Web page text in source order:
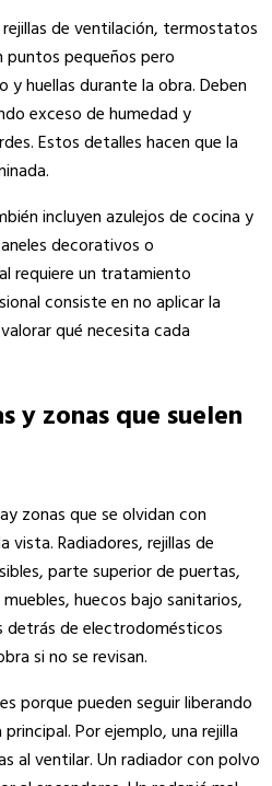
de ventilación, termostatos
pequeños pero
huellas durante la obra. Deben
exceso de humedad y
Estos detalles hacen que la
incluyen azulejos de cocina y
decorativos o
requiere un tratamiento
consiste en no aplicar la
qué necesita cada
y zonas que suelen
zonas que se olvidan con
Radiadores, rejillas de
parte superior de puertas,
huecos bajo sanitarios,
detrás de electrodomésticos
si no se revisan.
porque pueden seguir liberando
Por ejemplo, una rejilla
al ventilar. Un radiador con polvo